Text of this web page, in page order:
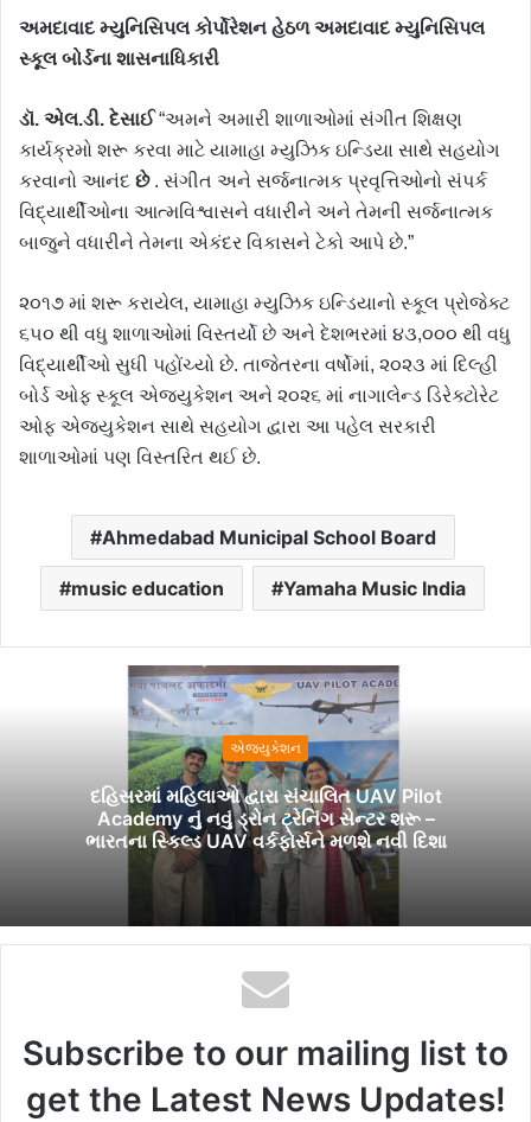
અમદાવાદ મ્યુનિસિપલ કોર્પોરેશન હેઠળ અમદાવાદ મ્યુનિસિપલ
સ્કૂલ બોર્ડના શાસનાધિકારી
ડૉ. એલ.ડી. દેસાઈ“અમને અમારી શાળાઓમાં સંગીત શિક્ષણ
કાર્યક્રમો શરૂ કરવા માટે યામાહા મ્યુઝિક ઇન્ડિયા સાથે સહયોગ
કરવાનો આનંદ છે . સંગીત અને સર્જનાત્મક પ્રવૃત્તિઓનો સંપર્ક
વિદ્યાર્થીઓના આત્મવિશ્વાસને વધારીને અને તેમની સર્જનાત્મક
બાજુને વધારીને તેમના એકંદર વિકાસને ટેકો આપે છે.”
૨૦૧૭ માં શરૂ કરાયેલ, યામાહા મ્યુઝિક ઇન્ડિયાનો સ્કૂલ પ્રોજેક્ટ
૬૫૦ થી વધુ શાળાઓમાં વિસ્તર્યો છે અને દેશભરમાં ૪૩,૦૦૦ થી વધુ
વિદ્યાર્થીઓ સુધી પહોંચ્યો છે. તાજેતરના વર્ષોમાં, ૨૦૨૩ માં દિલ્હી
બોર્ડ ઓફ સ્કૂલ એજ્યુકેશન અને ૨૦૨૬ માં નાગાલેન્ડ ડિરેક્ટોરેટ
ઓફ એજ્યુકેશન સાથે સહયોગ દ્વારા આ પહેલ સરકારી
શાળાઓમાં પણ વિસ્તરિત થઈ છે.
Ahmedabad Municipal School Board
music education Yamaha Music India
એજ્યુકેશન
દહિસરમાં મહિલાઓ દ્વારા સંચાલિત UAV Pilot
Academy નું નવું ડ્રોન ટ્રેનિંગ સેન્ટર શરૂ –
ભારતના સ્કિલ્ડ UAV વર્કફોર્સને મળશે નવી દિશા
Subscribe to our mailing list to
get the Latest News Updates!